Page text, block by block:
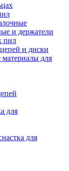
и держатели
пил
и диски
для
для
для